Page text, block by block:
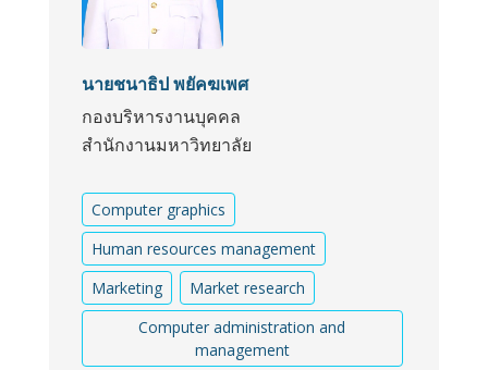
นายชนาธิป พยัคฆเพศ
กองบริหารงานบุคคล
สำนักงานมหาวิทยาลัย
Computer graphics
Human resources management
Marketing
Market research
Computer administration and
management